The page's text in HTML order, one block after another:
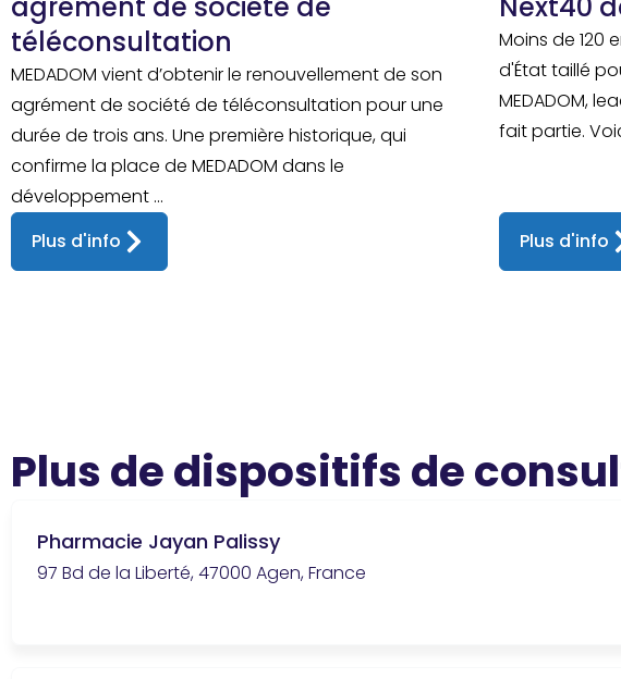
téléconsultation
MEDADOM vient d’obtenir le renouvellement de son
agrément de société de téléconsultation pour une
durée de trois ans. Une première historique, qui
confirme la place de MEDADOM dans le
développement ...
Plus d'info
Moins de 120
d'État taillé
MEDADOM,
fait partie.
Plus d'info
Plus de dispositifs de
Pharmacie Jayan Palissy
97 Bd de la Liberté, 47000 Agen, France